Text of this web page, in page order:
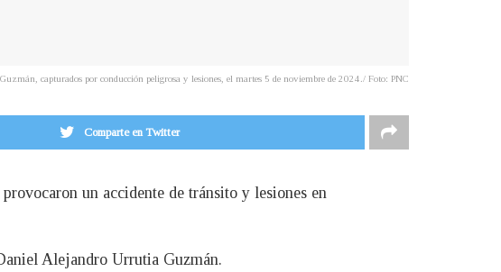
capturados por conducción peligrosa y lesiones, el martes 5 de noviembre de 2024./ Foto: PNC
Comparte en Twitter
un accidente de tránsito y lesiones en
Alejandro Urrutia Guzmán.